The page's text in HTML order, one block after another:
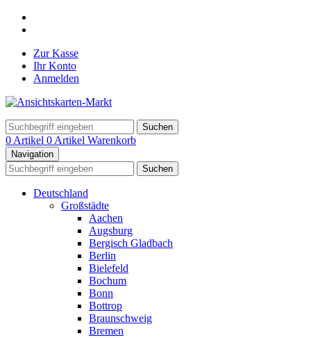
Zur Kasse
Ihr Konto
Anmelden
Suchen
0 Artikel 0 Artikel Warenkorb
Navigation
Suchen
Deutschland
Großstädte
Aachen
Augsburg
Bergisch Gladbach
Berlin
Bielefeld
Bochum
Bonn
Bottrop
Braunschweig
Bremen